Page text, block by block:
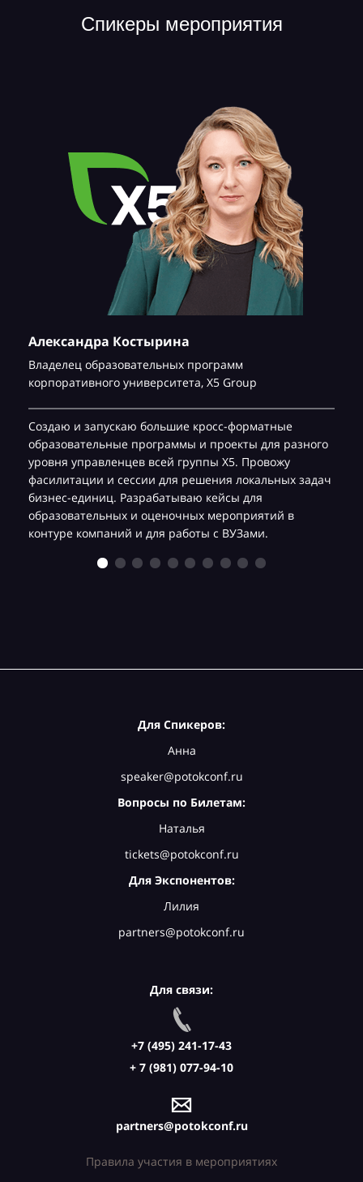
Спикеры мероприятия
Александра Костырина
Владелец образовательных программ
корпоративного университета, Х5 Group
Создаю и запускаю большие кросс-форматные
образовательные программы и проекты для разного
уровня управленцев всей группы Х5. Провожу
фасилитации и сессии для решения локальных задач
бизнес-единиц. Разрабатываю кейсы для
образовательных и оценочных мероприятий в
контуре компаний и для работы с ВУЗами.
Для Спикеров:
Анна
speaker@potokconf.ru
Вопросы по Билетам:
Наталья
tickets@potokconf.ru
Для Экспонентов:
Лилия
partners@potokconf.ru
Для связи:
+7 (495) 241-17-43
+ 7 (981) 077-94-10
partners@potokconf.ru
Правила участия в мероприятиях